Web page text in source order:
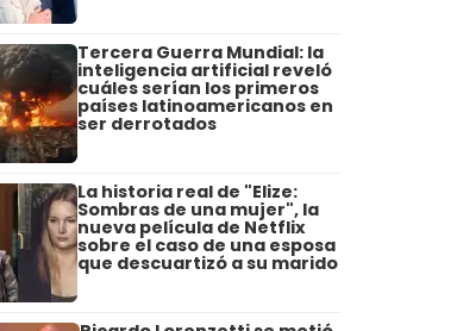
Tercera Guerra Mundial: la
inteligencia artificial reveló
cuáles serían los primeros
países latinoamericanos en
ser derrotados
La historia real de "Elize:
Sombras de una mujer", la
nueva película de Netflix
sobre el caso de una esposa
que descuartizó a su marido